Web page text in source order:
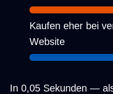
Kaufen eher bei
Website
75% urteilen nach
In 0,05 Sekunden —